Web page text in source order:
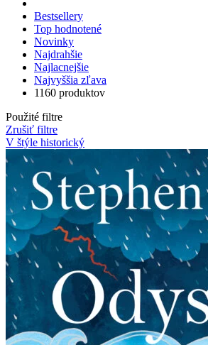
Bestsellery
Top hodnotené
Novinky
Najdrahšie
Najlacnejšie
Najvyššia zľava
1160 produktov
Použité filtre
Zrušiť filtre
V štýle historický